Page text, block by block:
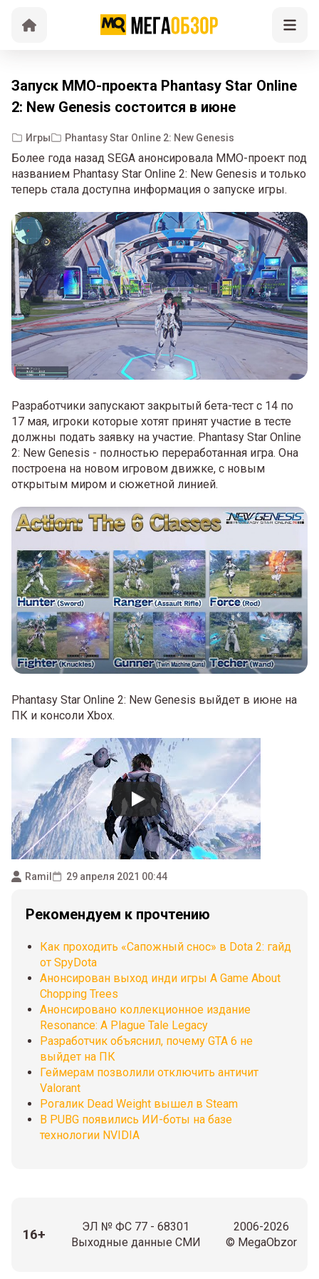
Запуск MMO-проекта Phantasy Star Online
2: New Genesis состоится в июне
Игры Phantasy Star Online 2: New Genesis
Более года назад SEGA анонсировала MMO-проект под
названием Phantasy Star Online 2: New Genesis и только
теперь стала доступна информация о запуске игры.
Разработчики запускают закрытый бета-тест с 14 по
17 мая, игроки которые хотят принят участие в тесте
должны подать заявку на участие. Phantasy Star Online
2: New Genesis - полностью переработанная игра. Она
построена на новом игровом движке, с новым
открытым миром и сюжетной линией.
Phantasy Star Online 2: New Genesis выйдет в июне на
ПК и консоли Xbox.
Ramil 29 апреля 2021 00:44
Рекомендуем к прочтению
Как проходить «Сапожный снос» в Dota 2: гайд
от SpyDota
Анонсирован выход инди игры A Game About
Chopping Trees
Анонсировано коллекционное издание
Resonance: A Plague Tale Legacy
Разработчик объяснил, почему GTA 6 не
выйдет на ПК
Геймерам позволили отключить античит
Valorant
Рогалик Dead Weight вышел в Steam
В PUBG появились ИИ-боты на базе
технологии NVIDIA
16+
ЭЛ № ФС 77 - 68301
Выходные данные СМИ
2006-2026
© MegaObzor